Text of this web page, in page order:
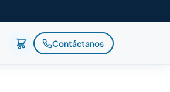
Contáctanos